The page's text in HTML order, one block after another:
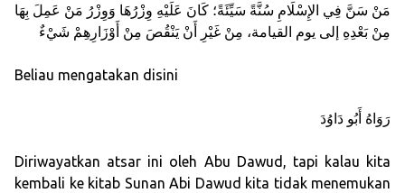
مَنْ سَنَّ فِي الإِسْلَامِ سُنَّةً سَيِّئَةً؛ كَانَ عَلَيْهِ وِزْرُهَا وَوِزْرُ مَنْ عَمِلَ بِهَا
مِنْ بَعْدِهِ إلى يوم القيامة، مِنْ غَيْرِ أَنْ يَنْقُصَ مِنْ أَوْزَارِهِمْ شَيْءٌ
Beliau mengatakan disini
رَوَاهُ أَبُو دَاوُدَ
Diriwayatkan atsar ini oleh Abu Dawud, tapi kalau kita
kembali ke kitab Sunan Abi Dawud kita tidak menemukan